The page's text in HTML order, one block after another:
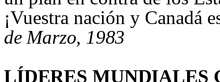
¡Vuestra nación y Canadá
de Marzo, 1983
LÍDERES MUNDIALES